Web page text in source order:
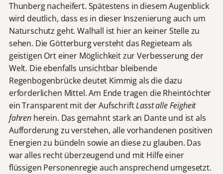
Thunberg nacheifert. Spätestens in diesem Augenblick
wird deutlich, dass es in dieser Inszenierung auch um
Naturschutz geht. Walhall ist hier an keiner Stelle zu
sehen. Die Götterburg versteht das Regieteam als
geistigen Ort einer Möglichkeit zur Verbesserung der
Welt. Die ebenfalls unsichtbar bleibende
Regenbogenbrücke deutet Kimmig als die dazu
erforderlichen Mittel. Am Ende tragen die Rheintöchter
ein Transparent mit der AufschriftLasst alle Feigheit
fahrenherein. Das gemahnt stark an Dante und ist als
Aufforderung zu verstehen, alle vorhandenen positiven
Energien zu bündeln sowie an diese zu glauben. Das
war alles recht überzeugend und mit Hilfe einer
flüssigen Personenregie auch ansprechend umgesetzt.